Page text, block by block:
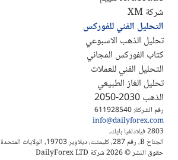
رقم الشركة: 611928540
info@dailyforex.com
2803 فيلادلفيا بايك،
الجناح B، رقم 287، كليمنت، ديلاوير 19703، الولايات المتحدة الأمريكية
حقوق النشر © 2026 شركة DailyForex LTD
شركة XM
التحليل الفني للفوركس
تحليل الذهب الاسبوعي
كتاب الفوركس المجاني
التحليل الفني للعملات
تحليل الغاز الطبيعي
الذهب 2030-2050